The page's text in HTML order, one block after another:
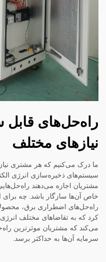
راه‌حل‌های
نیازهای مختلف
ما درک می‌کنیم که هر مشتری
سیستم‌های ذخیره‌سازی انرژی
مشتریان اجازه می‌دهند
خاص آن‌ها سازگار باشد. چه برای
راه‌حل‌های اضطراری برق،
کرد که به تقاضاهای مختلف
می‌کند که مشتریان موثرترین
سرمایه آن‌ها به حداکثر برسد.